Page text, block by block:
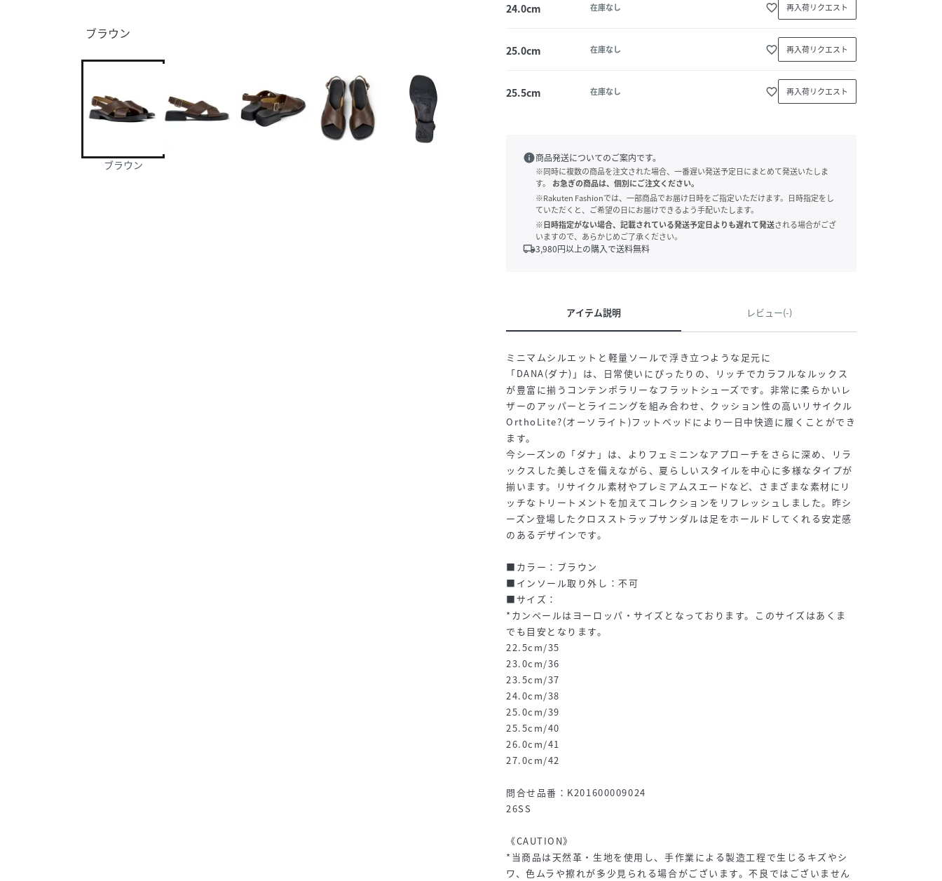
ブラウン
ブラウン
24.0cm 在庫なし favorite_border 再入荷リクエスト
25.0cm 在庫なし favorite_border 再入荷リクエスト
25.5cm 在庫なし favorite_border 再入荷リクエスト
info商品発送についてのご案内です。
※同時に複数の商品を注文された場合、一番遅い発送予定日にまとめて発送いたしま
す。
お急ぎの商品は、個別にご注文ください。
※Rakuten Fashionでは、一部商品でお届け日時をご指定いただけます。日時指定をし
ていただくと、ご希望の日にお届けできるよう手配いたします。
※日時指定がない場合、記載されている発送予定日よりも遅れて発送される場合がござ
いますので、あらかじめご了承ください。
local_shipping3,980円以上の購入で送料無料
アイテム説明 レビュー(-)
ミニマムシルエットと軽量ソールで浮き立つような足元に
「DANA(ダナ)」は、日常使いにぴったりの、リッチでカラフルなルックス
が豊富に揃うコンテンポラリーなフラットシューズです。非常に柔らかいレ
ザーのアッパーとライニングを組み合わせ、クッション性の高いリサイクル
OrthoLite?(オーソライト)フットベッドにより一日中快適に履くことができ
ます。
今シーズンの「ダナ」は、よりフェミニンなアプローチをさらに深め、リラ
ックスした美しさを備えながら、夏らしいスタイルを中心に多様なタイプが
揃います。リサイクル素材やプレミアムスエードなど、さまざまな素材にリ
ッチなトリートメントを加えてコレクションをリフレッシュしました。昨シ
ーズン登場したクロスストラップサンダルは足をホールドしてくれる安定感
のあるデザインです。
■カラー：ブラウン
■インソール取り外し：不可
■サイズ：
*カンペールはヨーロッパ・サイズとなっております。このサイズはあくま
でも目安となります。
22.5cm/35
23.0cm/36
23.5cm/37
24.0cm/38
25.0cm/39
25.5cm/40
26.0cm/41
27.0cm/42
問合せ品番：K201600009024
26SS
《CAUTION》
*当商品は天然革・生地を使用し、手作業による製造工程で生じるキズやシ
ワ、色ムラや擦れが多少見られる場合がございます。不良ではございません